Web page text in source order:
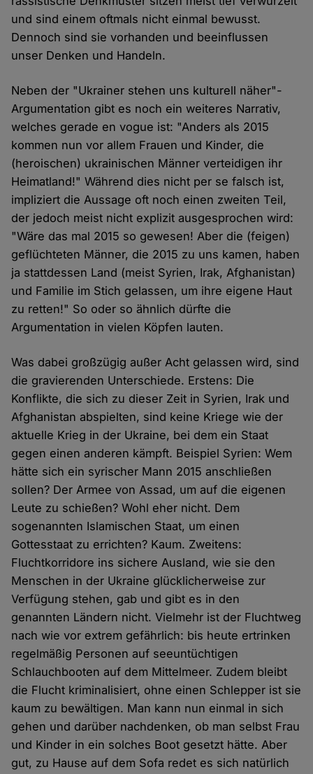
und sind einem oftmals nicht einmal bewusst.
Dennoch sind sie vorhanden und beeinflussen
unser Denken und Handeln.
Neben der "Ukrainer stehen uns kulturell näher"-
Argumentation gibt es noch ein weiteres Narrativ,
welches gerade en vogue ist: "Anders als 2015
kommen nun vor allem Frauen und Kinder, die
(heroischen) ukrainischen Männer verteidigen ihr
Heimatland!" Während dies nicht per se falsch ist,
impliziert die Aussage oft noch einen zweiten Teil,
der jedoch meist nicht explizit ausgesprochen wird:
"Wäre das mal 2015 so gewesen! Aber die (feigen)
geflüchteten Männer, die 2015 zu uns kamen, haben
ja stattdessen Land (meist Syrien, Irak, Afghanistan)
und Familie im Stich gelassen, um ihre eigene Haut
zu retten!" So oder so ähnlich dürfte die
Argumentation in vielen Köpfen lauten.
Was dabei großzügig außer Acht gelassen wird, sind
die gravierenden Unterschiede. Erstens: Die
Konflikte, die sich zu dieser Zeit in Syrien, Irak und
Afghanistan abspielten, sind keine Kriege wie der
aktuelle Krieg in der Ukraine, bei dem ein Staat
gegen einen anderen kämpft. Beispiel Syrien: Wem
hätte sich ein syrischer Mann 2015 anschließen
sollen? Der Armee von Assad, um auf die eigenen
Leute zu schießen? Wohl eher nicht. Dem
sogenannten Islamischen Staat, um einen
Gottesstaat zu errichten? Kaum. Zweitens:
Fluchtkorridore ins sichere Ausland, wie sie den
Menschen in der Ukraine glücklicherweise zur
Verfügung stehen, gab und gibt es in den
genannten Ländern nicht. Vielmehr ist der Fluchtweg
nach wie vor extrem gefährlich: bis heute ertrinken
regelmäßig Personen auf seeuntüchtigen
Schlauchbooten auf dem Mittelmeer. Zudem bleibt
die Flucht kriminalisiert, ohne einen Schlepper ist sie
kaum zu bewältigen. Man kann nun einmal in sich
gehen und darüber nachdenken, ob man selbst Frau
und Kinder in ein solches Boot gesetzt hätte. Aber
gut, zu Hause auf dem Sofa redet es sich natürlich